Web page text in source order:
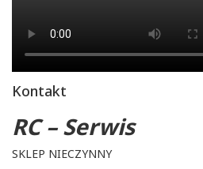
Kontakt
RC – Serwis
SKLEP NIECZYNNY